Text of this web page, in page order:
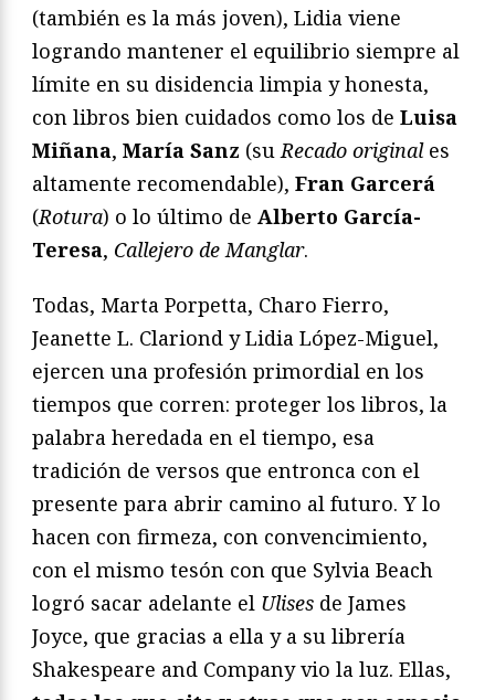
(también es la más joven), Lidia viene
logrando mantener el equilibrio siempre al
límite en su disidencia limpia y honesta,
con libros bien cuidados como los de Luisa
Miñana, María Sanz (su Recado originales
altamente recomendable), Fran Garcerá
(Rotura) o lo último de Alberto García-
Teresa, Callejero de Manglar.
Todas, Marta Porpetta, Charo Fierro,
Jeanette L. Clariond y Lidia López-Miguel,
ejercen una profesión primordial en los
tiempos que corren: proteger los libros, la
palabra heredada en el tiempo, esa
tradición de versos que entronca con el
presente para abrir camino al futuro. Y lo
hacen con firmeza, con convencimiento,
con el mismo tesón con que Sylvia Beach
logró sacar adelante el Ulises de James
Joyce, que gracias a ella y a su librería
Shakespeare and Company vio la luz. Ellas,